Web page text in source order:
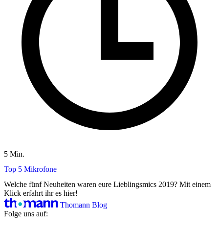
5 Min.
Top 5 Mikrofone
Welche fünf Neuheiten waren eure Lieblingsmics 2019? Mit einem
Klick erfahrt ihr es hier!
Thomann Blog
Folge uns auf: